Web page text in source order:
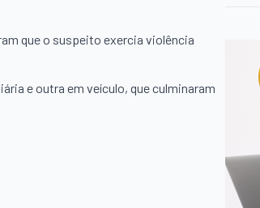
que o suspeito exercia violência
e outra em veículo, que culminaram